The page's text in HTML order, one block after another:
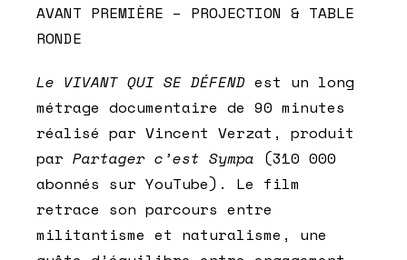
AVANT PREMIÈRE – PROJECTION & TABLE
RONDE
Le VIVANT QUI SE DÉFEND est un long
métrage documentaire de 90 minutes
réalisé par Vincent Verzat, produit
par Partager c’est Sympa (310 000
abonnés sur YouTube). Le film
retrace son parcours entre
militantisme et naturalisme, une